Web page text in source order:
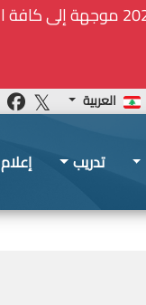
العربية
تدريب إعلام